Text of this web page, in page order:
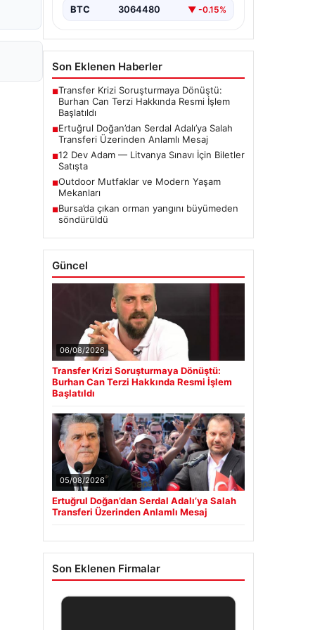
BTC 3064480 ▼ -0.15%
Son Eklenen Haberler
■Transfer Krizi Soruşturmaya Dönüştü:
Burhan Can Terzi Hakkında Resmi İşlem
Başlatıldı
■Ertuğrul Doğan’dan Serdal Adalı’ya Salah
Transferi Üzerinden Anlamlı Mesaj
■12 Dev Adam — Litvanya Sınavı İçin Biletler
Satışta
■Outdoor Mutfaklar ve Modern Yaşam
Mekanları
■Bursa’da çıkan orman yangını büyümeden
söndürüldü
Güncel
06/08/2026
Transfer Krizi Soruşturmaya Dönüştü:
Burhan Can Terzi Hakkında Resmi İşlem
Başlatıldı
05/08/2026
Ertuğrul Doğan’dan Serdal Adalı’ya Salah
Transferi Üzerinden Anlamlı Mesaj
Son Eklenen Firmalar